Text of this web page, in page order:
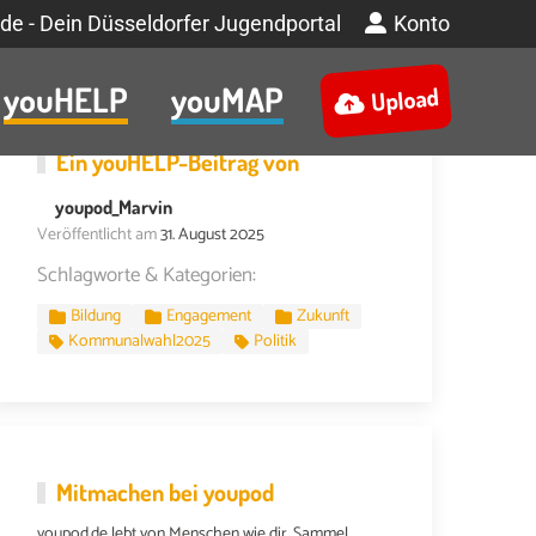
- Dein Düsseldorfer Jugendportal Konto
youHELP youMAP Upload
EinyouHELP-Beitrag von
youpod_Marvin
Veröffentlicht am31. August 2025
Schlagworte & Kategorien:
Bildung Engagement
Zukunft
Kommunalwahl2025
Politik
Mitmachen bei youpod